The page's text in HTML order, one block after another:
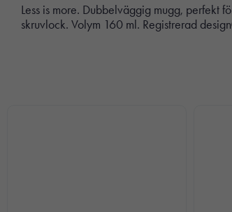
Less is more. Dubbelväggig mugg, perfekt
skruvlock. Volym 160 ml. Registrerad